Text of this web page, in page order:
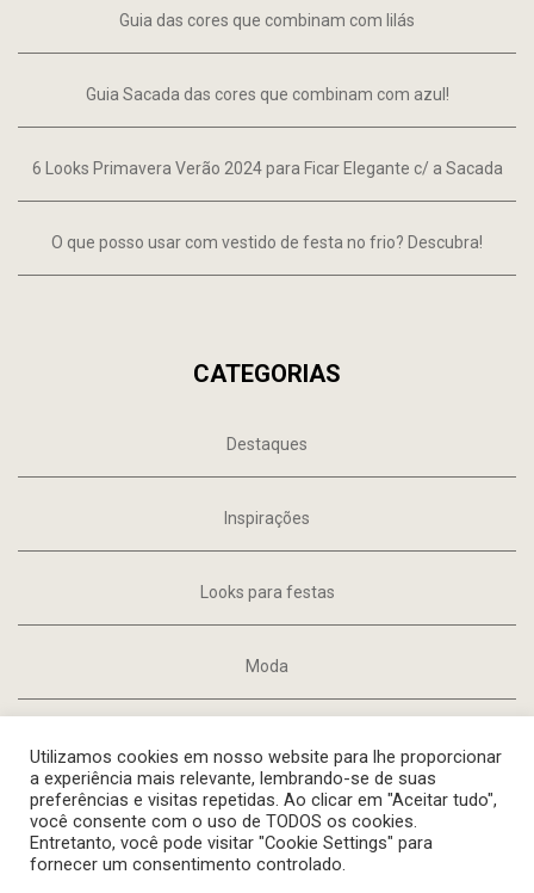
Guia das cores que combinam com lilás
Guia Sacada das cores que combinam com azul!
6 Looks Primavera Verão 2024 para Ficar Elegante c/ a Sacada
O que posso usar com vestido de festa no frio? Descubra!
CATEGORIAS
Destaques
Inspirações
Looks para festas
Moda
Instagram
TikTokFacebook
Spotify
Utilizamos cookies em nosso website para lhe proporcionar
a experiência mais relevante, lembrando-se de suas
preferências e visitas repetidas. Ao clicar em "Aceitar tudo",
você consente com o uso de TODOS os cookies.
Entretanto, você pode visitar "Cookie Settings" para
fornecer um consentimento controlado.